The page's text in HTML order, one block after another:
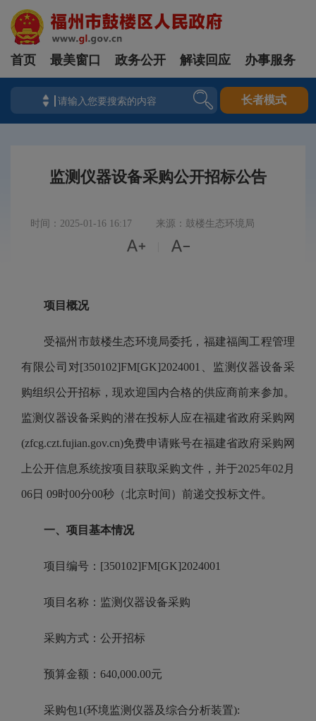
首页 最美窗口 政务公开 解读回应 办事服务
长者模式
监测仪器设备采购公开招标公告
时间：2025-01-16 16:17 来源：鼓楼生态环境局
 
项目概况
受福州市鼓楼生态环境局委托，福建福闽工程管理
有限公司对[350102]FM[GK]2024001、监测仪器设备采
购组织公开招标，现欢迎国内合格的供应商前来参加。
监测仪器设备采购的潜在投标人应在福建省政府采购网
(zfcg.czt.fujian.gov.cn)免费申请账号在福建省政府采购网
上公开信息系统按项目获取采购文件，并于2025年02月
06日 09时00分00秒（北京时间）前递交投标文件。
一、项目基本情况
项目编号：[350102]FM[GK]2024001
项目名称：监测仪器设备采购
采购方式：公开招标
预算金额：640,000.00元
采购包1(环境监测仪器及综合分析装置):